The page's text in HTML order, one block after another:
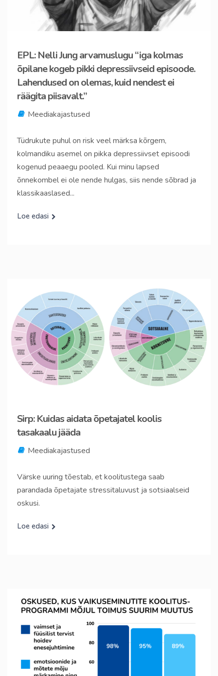
EPL: Nelli Jung arvamuslugu “iga kolmas
õpilane kogeb pikki depressiivseid episoode.
Lahendused on olemas, kuid nendest ei
räägita piisavalt.”
Meediakajastused
Tüdrukute puhul on risk veel märksa kõrgem,
kolmandiku asemel on pikka depressiivset episoodi
kogenud peaaegu pooled. Kui minu lapsed
õnnekombel ei ole nende hulgas, siis nende sõbrad ja
klassikaaslased...
Loe edasi
Sirp: Kuidas aidata õpetajatel koolis
tasakaalu jääda
Meediakajastused
Värske uuring tõestab, et koolitustega saab
parandada õpetajate stressitaluvust ja sotsiaalseid
oskusi.
Loe edasi